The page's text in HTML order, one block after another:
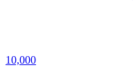
10,000